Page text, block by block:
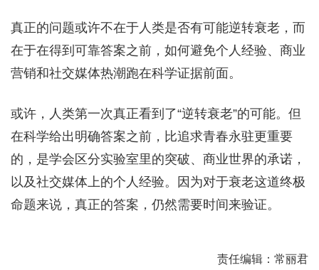
真正的问题或许不在于人类是否有可能逆转衰老，而
在于在得到可靠答案之前，如何避免个人经验、商业
营销和社交媒体热潮跑在科学证据前面。
或许，人类第一次真正看到了“逆转衰老”的可能。但
在科学给出明确答案之前，比追求青春永驻更重要
的，是学会区分实验室里的突破、商业世界的承诺，
以及社交媒体上的个人经验。因为对于衰老这道终极
命题来说，真正的答案，仍然需要时间来验证。
责任编辑：常丽君